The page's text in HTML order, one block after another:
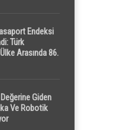
Endeksi
Türk
Arasında 86.
Giden
Ve Robotik